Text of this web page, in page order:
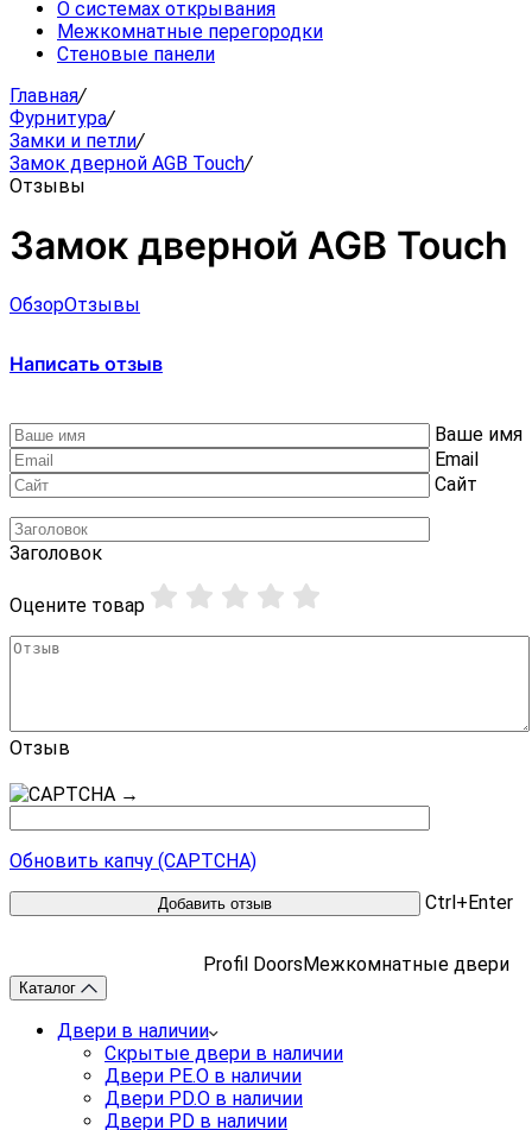
О системах открывания
Межкомнатные перегородки
Стеновые панели
Главная/
Фурнитура/
Замки и петли/
Замок дверной AGB Touch/
Отзывы
Замок дверной AGB Touch
ОбзорОтзывы
Написать отзыв
Ваше имя
Email
Сайт
Заголовок
Оцените товар
Отзыв
→
Обновить капчу (CAPTCHA)
Ctrl+Enter
Profil Doors Межкомнатные двери
Каталог
Двери в наличии
Скрытые двери в наличии
Двери PE.O в наличии
Двери PD.O в наличии
Двери PD в наличии